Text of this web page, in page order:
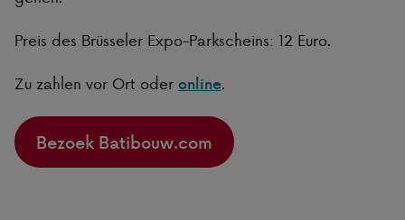
Preis des Brüsseler Expo-Parkscheins: 12 Euro.
Zu zahlen vor Ort oder online.
Bezoek Batibouw.com